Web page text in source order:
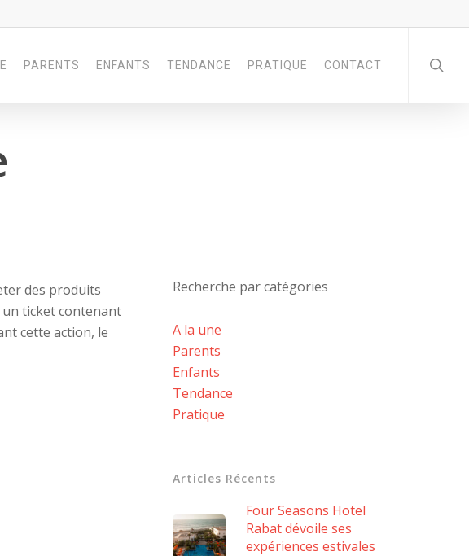
PARENTS ENFANTS TENDANCE PRATIQUE CONTACT
des produits
un ticket contenant
cette action, le
Recherche par catégories
A la une
Parents
Enfants
Tendance
Pratique
Articles Récents
Four Seasons Hotel
Rabat dévoile ses
expériences estivales